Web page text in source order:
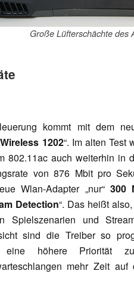
Große Lüfterschächte des
kommt mit dem
1202“. Im alten Test
802.11ac auch weiterhin in
von 876 Mbit pro
Wlan-Adapter „nur“ 300
Detection“. Das heißt
Spielszenarien und
sind die Treiber so
eine höhere Priorität
mehr Zeit auf